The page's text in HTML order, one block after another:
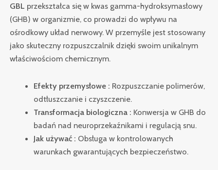
GBL przekształca się w kwas gamma-hydroksymasłowy
(GHB) w organizmie, co prowadzi do wpływu na
ośrodkowy układ nerwowy. W przemyśle jest stosowany
jako skuteczny rozpuszczalnik dzięki swoim unikalnym
właściwościom chemicznym.
Efekty przemysłowe : Rozpuszczanie polimerów,
odtłuszczanie i czyszczenie.
Transformacja biologiczna : Konwersja w GHB do
badań nad neuroprzekaźnikami i regulacją snu.
Jak używać : Obsługa w kontrolowanych
warunkach gwarantujących bezpieczeństwo.